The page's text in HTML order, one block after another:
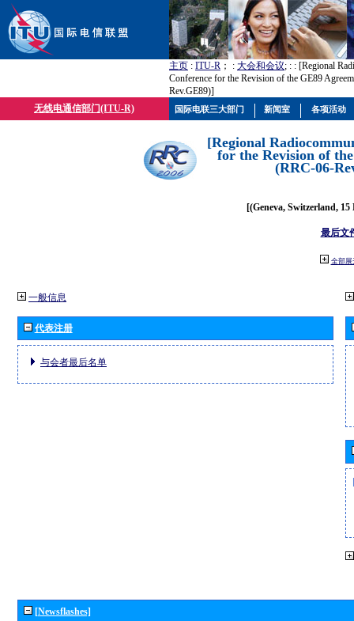
主页 : ITU-R ； : 大会和会议; : : [Regional
Conference for the Revision of the GE89
Rev.GE89)]
无线电通信部门(ITU-R)
[Regional
for the Revision of
(RRC-06-
[(Geneva, Switzerland, 15
最后文
全部展
一般信息
代表注册
与会者最后名单
[Newsflashes]
国际电联三大部门 新闻室 各项活动